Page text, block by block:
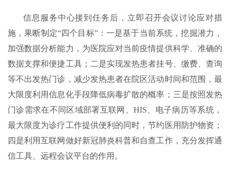
信息服务中心接到任务后，立即召开会议讨论应对措
施，果断制定“四个目标”：一是基于当前系统，挖掘潜力，
加强数据分析能力，为医院应对当前疫情提供科学、准确的
数据支撑和便捷工具；二是实现发热患者挂号、缴费、查询
等不出发热门诊，减少发热患者在院区活动时间和范围，最
大限度利用信息化手段降低病毒扩散的概率；三是按照发热
门诊需求在不同区域部署互联网、HIS、电子病历等系统，
最大限度为诊疗工作提供便利的同时，节约医用防护物资；
四是利用互联网做好新冠肺炎科普和自查工作，充分发挥通
信工具、远程会议平台的作用。